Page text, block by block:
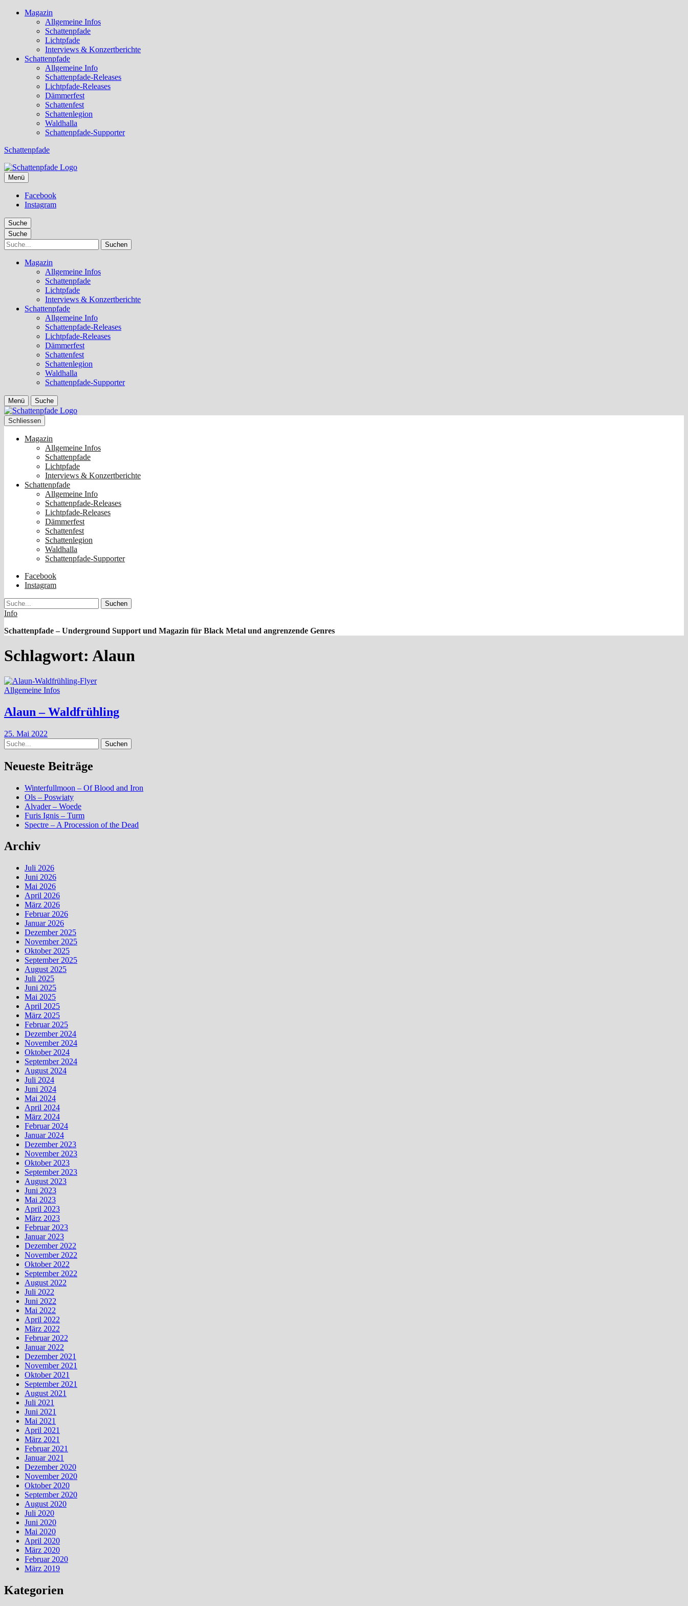
Magazin
Allgemeine Infos
Schattenpfade
Lichtpfade
Interviews & Konzertberichte
Schattenpfade
Allgemeine Info
Schattenpfade-Releases
Lichtpfade-Releases
Dämmerfest
Schattenfest
Schattenlegion
Waldhalla
Schattenpfade-Supporter
Schattenpfade
Menü
Facebook
Instagram
Suche
Suche
Suche
Magazin
Allgemeine Infos
Schattenpfade
Lichtpfade
Interviews & Konzertberichte
Schattenpfade
Allgemeine Info
Schattenpfade-Releases
Lichtpfade-Releases
Dämmerfest
Schattenfest
Schattenlegion
Waldhalla
Schattenpfade-Supporter
Menü Suche
Schliessen
Magazin
Allgemeine Infos
Schattenpfade
Lichtpfade
Interviews & Konzertberichte
Schattenpfade
Allgemeine Info
Schattenpfade-Releases
Lichtpfade-Releases
Dämmerfest
Schattenfest
Schattenlegion
Waldhalla
Schattenpfade-Supporter
Facebook
Instagram
Suche
Info
Schattenpfade – Underground Support und Magazin für Black Metal und angrenzende Genres
Schlagwort: Alaun
Allgemeine Infos
Alaun – Waldfrühling
25. Mai 2022
Suche
Neueste Beiträge
Winterfullmoon – Of Blood and Iron
Ols – Poswiaty
Alvader – Woede
Furis Ignis – Turm
Spectre – A Procession of the Dead
Archiv
Juli 2026
Juni 2026
Mai 2026
April 2026
März 2026
Februar 2026
Januar 2026
Dezember 2025
November 2025
Oktober 2025
September 2025
August 2025
Juli 2025
Juni 2025
Mai 2025
April 2025
März 2025
Februar 2025
Dezember 2024
November 2024
Oktober 2024
September 2024
August 2024
Juli 2024
Juni 2024
Mai 2024
April 2024
März 2024
Februar 2024
Januar 2024
Dezember 2023
November 2023
Oktober 2023
September 2023
August 2023
Juni 2023
Mai 2023
April 2023
März 2023
Februar 2023
Januar 2023
Dezember 2022
November 2022
Oktober 2022
September 2022
August 2022
Juli 2022
Juni 2022
Mai 2022
April 2022
März 2022
Februar 2022
Januar 2022
Dezember 2021
November 2021
Oktober 2021
September 2021
August 2021
Juli 2021
Juni 2021
Mai 2021
April 2021
März 2021
Februar 2021
Januar 2021
Dezember 2020
November 2020
Oktober 2020
September 2020
August 2020
Juli 2020
Juni 2020
Mai 2020
April 2020
März 2020
Februar 2020
März 2019
Kategorien